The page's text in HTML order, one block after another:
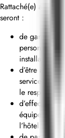
Rattaché(e) au
seront :
de garantir la
personnes
installations
d’être à
service afin
le
d’effectuer
équipements
l’hôtel